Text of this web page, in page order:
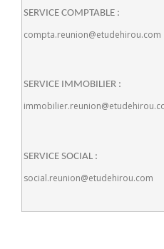
SERVICE COMPTABLE :
compta.reunion@etudehirou.com
SERVICE IMMOBILIER :
SERVICE SOCIAL :
social.reunion@etudehirou.com